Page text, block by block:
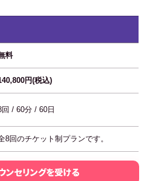
料
円(税込)
回 / 60分 / 60日
8回のチケット制プランです。
ンセリングを受ける